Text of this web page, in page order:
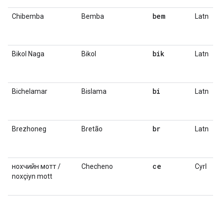
Chibemba Bemba bem Latn
Bikol Naga Bikol bik Latn
Bichelamar Bislama bi Latn
Brezhoneg Bretão br Latn
нохчийн мотт /
noxçiyn mott
Checheno ce Cyrl